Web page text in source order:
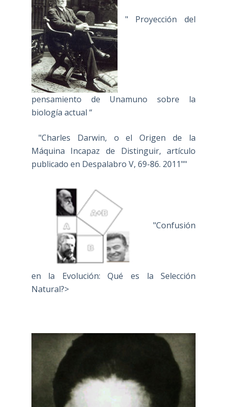
" Proyección del
pensamiento de Unamuno sobre la
biología actual “
"Charles Darwin, o el Origen de la
Máquina Incapaz de Distinguir, artículo
publicado en Despalabro V, 69-86. 2011""
"Confusión
en la Evolución: Qué es la Selección
Natural?>